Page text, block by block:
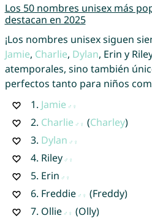
Los 50 nombres unisex más
destacan en 2025
¡Los nombres unisex siguen
Jamie, Charlie, Dylan, Erin y
atemporales, sino también
perfectos tanto para niños
1. Jamie
2. Charlie (Charley)
3. Dylan
4. Riley
5. Erin
6. Freddie
(Freddy)
7. Ollie
(Olly)